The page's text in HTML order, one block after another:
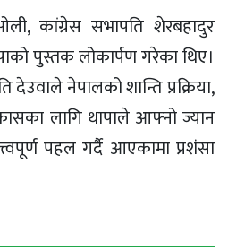
ओली, कांग्रेस सभापति शेरबहादुर
पुस्तक लोकार्पण गरेका थिए।
देउवाले नेपालको शान्ति प्रक्रिया,
लागि थापाले आफ्नो ज्यान
पहल गर्दै आएकामा प्रशंसा